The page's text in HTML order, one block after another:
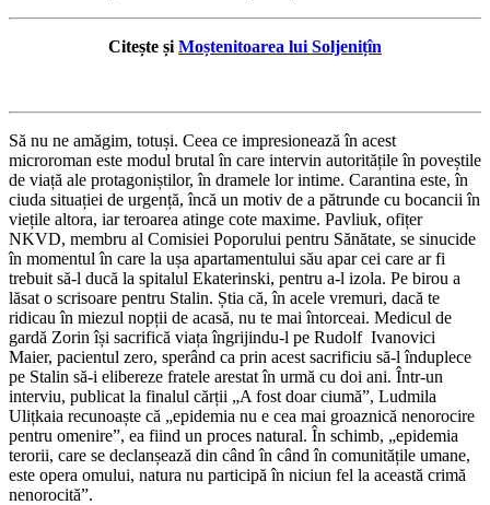
Citește și Moștenitoarea lui Soljenițîn
Să nu ne amăgim, totuși. Ceea ce impresionează în acest
microroman este modul brutal în care intervin autoritățile în poveștile
de viață ale protagoniștilor, în dramele lor intime. Carantina este, în
ciuda situației de urgență, încă un motiv de a pătrunde cu bocancii în
viețile altora, iar teroarea atinge cote maxime. Pavliuk, ofițer
NKVD, membru al Comisiei Poporului pentru Sănătate, se sinucide
în momentul în care la ușa apartamentului său apar cei care ar fi
trebuit să-l ducă la spitalul Ekaterinski, pentru a-l izola. Pe birou a
lăsat o scrisoare pentru Stalin. Știa că, în acele vremuri, dacă te
ridicau în miezul nopții de acasă, nu te mai întorceai. Medicul de
gardă Zorin își sacrifică viața îngrijindu-l pe Rudolf Ivanovici
Maier, pacientul zero, sperând ca prin acest sacrificiu să-l înduplece
pe Stalin să-i elibereze fratele arestat în urmă cu doi ani. Într-un
interviu, publicat la finalul cărții „A fost doar ciumă”, Ludmila
Ulițkaia recunoaște că „epidemia nu e cea mai groaznică nenorocire
pentru omenire”, ea fiind un proces natural. În schimb, „epidemia
terorii, care se declanșează din când în când în comunitățile umane,
este opera omului, natura nu participă în niciun fel la această crimă
nenorocită”.